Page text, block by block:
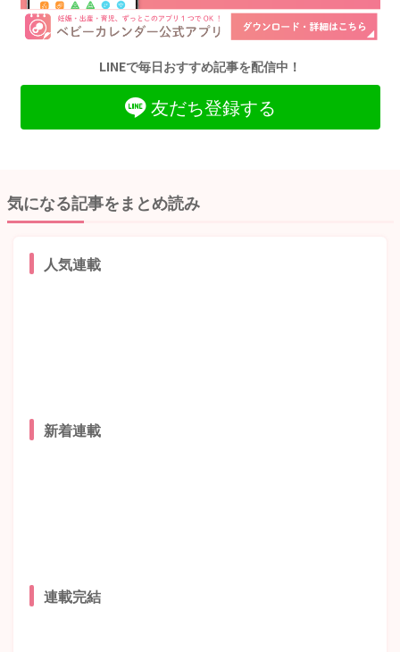
LINEで毎日おすすめ記事を配信中！
友だち登録する
気になる記事をまとめ読み
人気連載
新着連載
連載完結